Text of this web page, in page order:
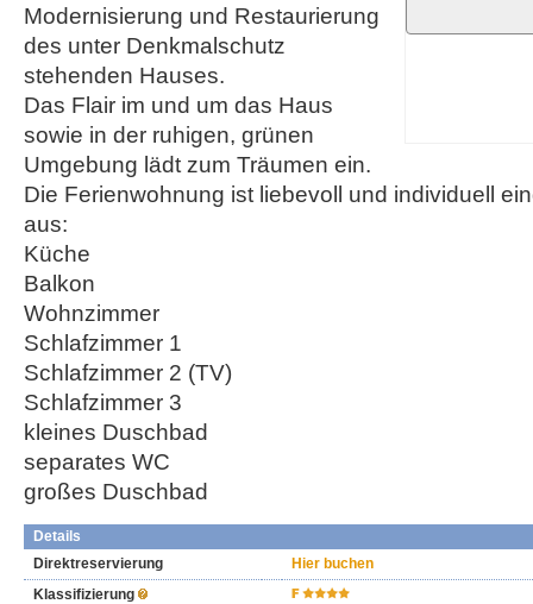
Modernisierung und Restaurierung
des unter Denkmalschutz
stehenden Hauses.
Das Flair im und um das Haus
sowie in der ruhigen, grünen
Umgebung lädt zum Träumen ein.
Die Ferienwohnung ist liebevoll und individuell
aus:
Küche
Balkon
Wohnzimmer
Schlafzimmer 1
Schlafzimmer 2 (TV)
Schlafzimmer 3
kleines Duschbad
separates WC
großes Duschbad
Details
Direktreservierung
Hier buchen
Klassifizierung